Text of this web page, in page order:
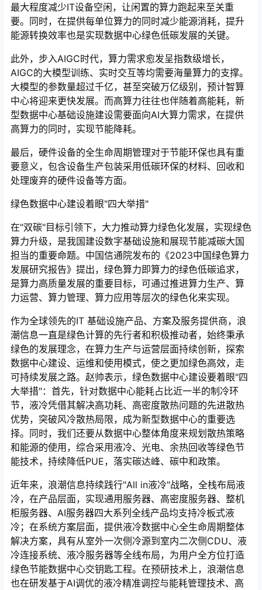
最大程度减少IT设备空闲，让闲置的算力跑起来至关重
要。同时，在提供每单位算力的同时减少能源消耗，提升
能源转换效率也是实现数据中心绿色低碳发展的关键。
此外，步入AIGC时代，算力需求愈发呈指数级增长，
AIGC的大模型训练、实时交互等均需要海量算力的支撑。
大模型的参数量超过千亿，甚至突破万亿级别，预计智算
中心将迎来更快发展。而高算力往往也伴随着高能耗，新
型数据中心基础设施建设需要面向AI大算力需求，在提供
高算力的同时，实现节能降耗。
最后，硬件设备的全生命周期管理对于节能环保也具有重
要意义，包含设备生产包装采用低碳环保的材料、回收和
处理废弃的硬件设备等方面。
绿色数据中心建设着眼"四大举措"
在"双碳"目标引领下，大力推动算力绿色化发展，实现绿色
算力升级，是我国建设数字基础设施和展现节能减碳大国
担当的重要命题。中国信通院发布的《2023中国绿色算力
发展研究报告》提出，绿色算力即算力的绿色低碳追求，
是算力高质量发展的重要目标，可通过推进算力生产、算
力运营、算力管理、算力应用等层次的绿色化来实现。
作为全球领先的IT 基础设施产品、方案及服务提供商，浪
潮信息一直是绿色计算的先行者和积极推动者，始终秉承
绿色的发展理念，在算力生产与运营层面持续创新，探索
数据中心建设、运维和使用模式，使之更加绿色高效，走
可持续发展之路。赵帅表示，绿色数据中心建设要着眼"四
大举措"：首先，针对数据中心能耗占比近一半的制冷环
节，液冷凭借其解决高功耗、高密度散热问题的先进散热
优势，突破风冷散热局限，成为新型数据中心的重要选
择。同时，我们还要从数据中心整体角度来规划散热策略
和能源的使用，综合采用液冷、光电、余热回收等绿色节
能技术，持续降低PUE，落实碳达峰、碳中和政策。
近年来，浪潮信息持续践行"All in液冷"战略，全栈布局液
冷，在产品层面，实现通用服务器、高密度服务器、整机
柜服务器、AI服务器四大系列全线产品均支持冷板式液
冷；在系统方案层面，提供液冷数据中心全生命周期整体
解决方案，具有从室外一次侧冷源到室内二次侧CDU、液
冷连接系统、液冷服务器等全线布局，为用户全方位打造
绿色节能数据中心交钥匙工程。在预研技术上，浪潮信息
也在研发基于AI调优的液冷精准调控与能耗管理技术、高